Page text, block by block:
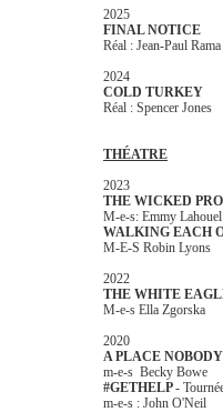
2025
FINAL NOTICE
Réal : Jean-Paul Rama
2024
COLD TURKEY
Réal : Spencer Jones
THÉATRE
2023
THE WICKED
M-e-s: Emmy
WALKING EACH
M-E-S Robin Lyons
2022
THE WHITE
M-e-s Ella Zgorska
2020
A PLACE
m-e-s Becky Bowe
#GETHELP-
m-e-s : John O'Neil